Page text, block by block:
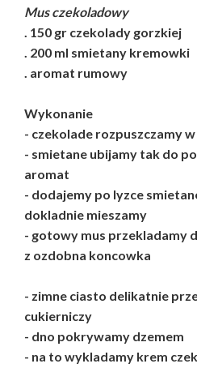
Mus czekoladowy
. 150 gr czekolady gorzkiej
. 200 ml smietany kremowki
. aromat rumowy
Wykonanie
- czekolade rozpuszczamy
- smietane ubijamy tak do
aromat
- dodajemy po lyzce
dokladnie mieszamy
- gotowy mus przekladamy
z ozdobna koncowka
- zimne ciasto delikatnie
cukierniczy
- dno pokrywamy dzemem
- na to wykladamy krem